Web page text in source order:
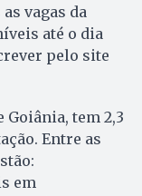
vagas da
até o dia
pelo site
Goiânia, tem 2,3
Entre as
em